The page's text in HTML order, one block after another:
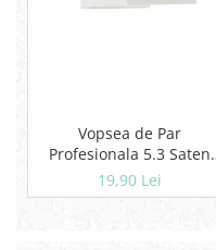
Vopsea de Par
Profesionala 5.3 Saten
Auriu Deschis Kallos Kjmn
(100 ml)
19,90 Lei